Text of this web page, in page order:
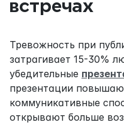
встречах
Тревожность при
затрагивает 15-30%
убедительные
презентации
коммуникативные
открывают больше